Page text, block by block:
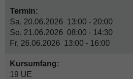
Termin:
Sa, 20.06.2026 13:00 - 20:00
So, 21.06.2026 08:00 - 14:30
Fr, 26.06.2026 13:00 - 16:00
Kursumfang:
19 UE